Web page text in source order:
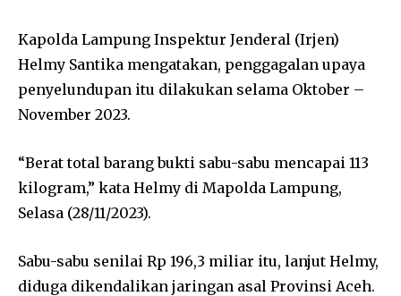
Kapolda Lampung Inspektur Jenderal (Irjen)
Helmy Santika mengatakan, penggagalan upaya
penyelundupan itu dilakukan selama Oktober –
November 2023.
“Berat total barang bukti sabu-sabu mencapai 113
kilogram,” kata Helmy di Mapolda Lampung,
Selasa (28/11/2023).
Sabu-sabu senilai Rp 196,3 miliar itu, lanjut Helmy,
diduga dikendalikan jaringan asal Provinsi Aceh.